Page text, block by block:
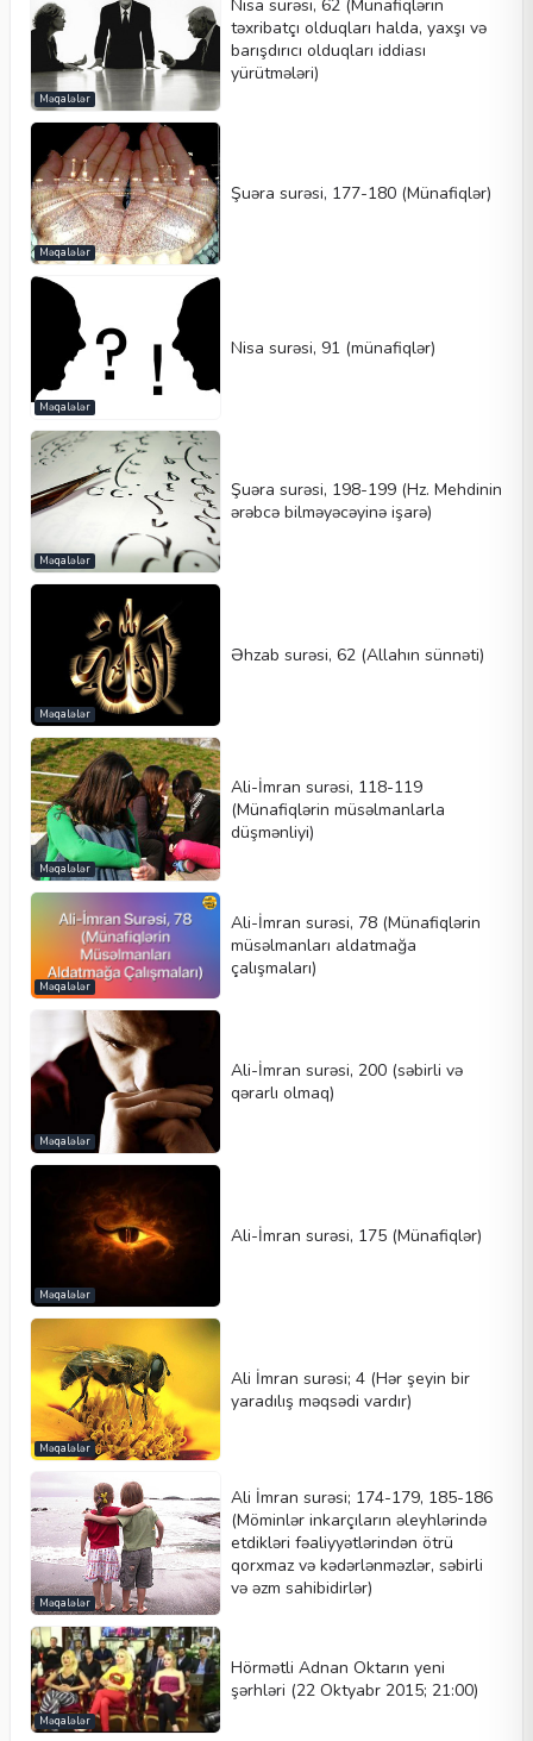
Məqalələr
Nisa surəsi, 62 (Münafiqlərin
təxribatçı olduqları halda, yaxşı və
barışdırıcı olduqları iddiası
yürütmələri)
Məqalələr
Şuəra surəsi, 177-180 (Münafiqlər)
Məqalələr
Nisa surəsi, 91 (münafiqlər)
Məqalələr
Şuəra surəsi, 198-199 (Hz. Mehdinin
ərəbcə bilməyəcəyinə işarə)
Məqalələr
Əhzab surəsi, 62 (Allahın sünnəti)
Məqalələr
Ali-İmran surəsi, 118-119
(Münafiqlərin müsəlmanlarla
düşmənliyi)
Məqalələr
Ali-İmran surəsi, 78 (Münafiqlərin
müsəlmanları aldatmağa
çalışmaları)
Məqalələr
Ali-İmran surəsi, 200 (səbirli və
qərarlı olmaq)
Məqalələr
Ali-İmran surəsi, 175 (Münafiqlər)
Məqalələr
Ali İmran surəsi; 4 (Hər şeyin bir
yaradılış məqsədi vardır)
Məqalələr
Ali İmran surəsi; 174-179, 185-186
(Möminlər inkarçıların əleyhlərində
etdikləri fəaliyyətlərindən ötrü
qorxmaz və kədərlənməzlər, səbirli
və əzm sahibidirlər)
Məqalələr
Hörmətli Adnan Oktarın yeni
şərhləri (22 Oktyabr 2015; 21:00)